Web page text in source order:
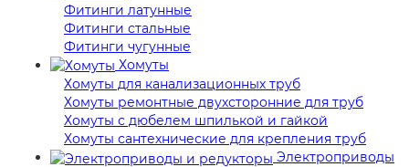
Фитинги латунные
Фитинги стальные
Фитинги чугунные
Хомуты
Хомуты для канализационных труб
Хомуты ремонтные двухсторонние для труб
Хомуты с дюбелем шпилькой и гайкой
Хомуты сантехнические для крепления труб
Электроприводы